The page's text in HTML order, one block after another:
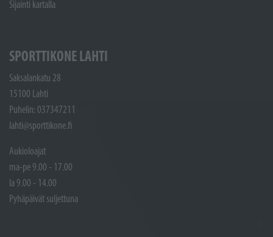
Sijainti kartalla
SPORTTIKONE LAHTI
Saksalankatu 28
15100 Lahti
Puhelin: 037347211
lahti@sporttikone.fi
Aukioloajat
ma-pe 9.00 - 17.00
la 9.00 - 14.00
Pyhäpäivät suljettuna